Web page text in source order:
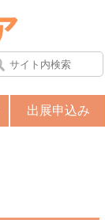
出展申込み